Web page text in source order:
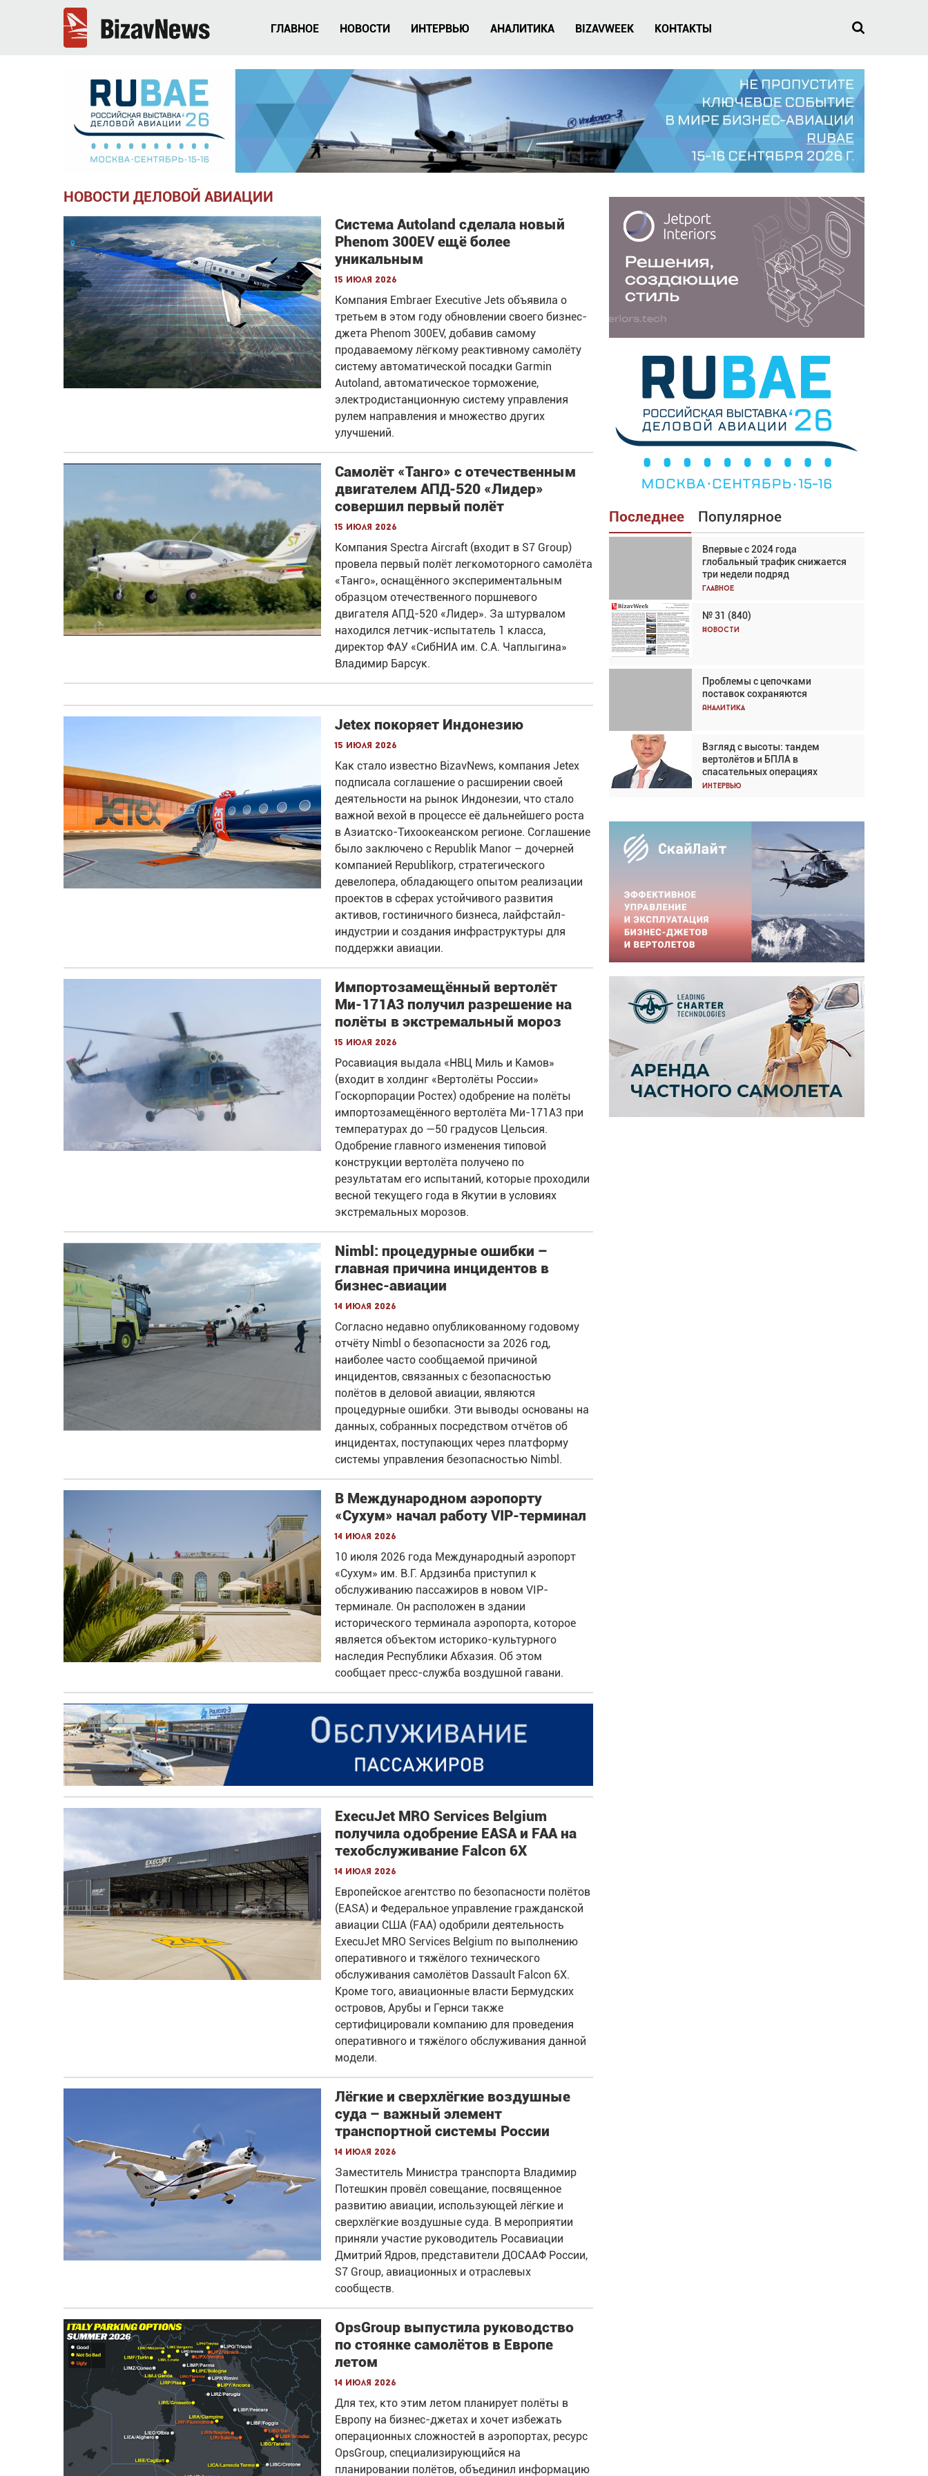
ГЛАВНОЕ НОВОСТИ ИНТЕРВЬЮ АНАЛИТИКА BIZAVWEEK КОНТАКТЫ
НОВОСТИ ДЕЛОВОЙ АВИАЦИИ
Система Autoland сделала новый
Phenom 300EV ещё более
уникальным
15 июля 2026
Компания Embraer Executive Jets объявила о
третьем в этом году обновлении своего бизнес-
джета Phenom 300EV, добавив самому
продаваемому лёгкому реактивному самолёту
систему автоматической посадки Garmin
Autoland, автоматическое торможение,
электродистанционную систему управления
рулем направления и множество других
улучшений.
Самолёт «Танго» с отечественным
двигателем АПД-520 «Лидер»
совершил первый полёт
15 июля 2026
Компания Spectra Aircraft (входит в S7 Group)
провела первый полёт легкомоторного самолёта
«Танго», оснащённого экспериментальным
образцом отечественного поршневого
двигателя АПД-520 «Лидер». За штурвалом
находился летчик-испытатель 1 класса,
директор ФАУ «СибНИА им. С.А. Чаплыгина»
Владимир Барсук.
Jetex покоряет Индонезию
15 июля 2026
Как стало известно BizavNews, компания Jetex
подписала соглашение о расширении своей
деятельности на рынок Индонезии, что стало
важной вехой в процессе её дальнейшего роста
в Азиатско-Тихоокеанском регионе. Соглашение
было заключено с Republik Manor – дочерней
компанией Republikorp, стратегического
девелопера, обладающего опытом реализации
проектов в сферах устойчивого развития
активов, гостиничного бизнеса, лайфстайл-
индустрии и создания инфраструктуры для
поддержки авиации.
Импортозамещённый вертолёт
Ми-171А3 получил разрешение на
полёты в экстремальный мороз
15 июля 2026
Росавиация выдала «НВЦ Миль и Камов»
(входит в холдинг «Вертолёты России»
Госкорпорации Ростех) одобрение на полёты
импортозамещённого вертолёта Ми-171А3 при
температурах до —50 градусов Цельсия.
Одобрение главного изменения типовой
конструкции вертолёта получено по
результатам его испытаний, которые проходили
весной текущего года в Якутии в условиях
экстремальных морозов.
Nimbl: процедурные ошибки –
главная причина инцидентов в
бизнес-авиации
14 июля 2026
Согласно недавно опубликованному годовому
отчёту Nimbl о безопасности за 2026 год,
наиболее часто сообщаемой причиной
инцидентов, связанных с безопасностью
полётов в деловой авиации, являются
процедурные ошибки. Эти выводы основаны на
данных, собранных посредством отчётов об
инцидентах, поступающих через платформу
системы управления безопасностью Nimbl.
В Международном аэропорту
«Сухум» начал работу VIP-терминал
14 июля 2026
10 июля 2026 года Международный аэропорт
«Сухум» им. В.Г. Ардзинба приступил к
обслуживанию пассажиров в новом VIP-
терминале. Он расположен в здании
исторического терминала аэропорта, которое
является объектом историко-культурного
наследия Республики Абхазия. Об этом
сообщает пресс-служба воздушной гавани.
ExecuJet MRO Services Belgium
получила одобрение EASA и FAA на
техобслуживание Falcon 6X
14 июля 2026
Европейское агентство по безопасности полётов
(EASA) и Федеральное управление гражданской
авиации США (FAA) одобрили деятельность
ExecuJet MRO Services Belgium по выполнению
оперативного и тяжёлого технического
обслуживания самолётов Dassault Falcon 6X.
Кроме того, авиационные власти Бермудских
островов, Арубы и Гернси также
сертифицировали компанию для проведения
оперативного и тяжёлого обслуживания данной
модели.
Лёгкие и сверхлёгкие воздушные
суда – важный элемент
транспортной системы России
14 июля 2026
Заместитель Министра транспорта Владимир
Потешкин провёл совещание, посвященное
развитию авиации, использующей лёгкие и
сверхлёгкие воздушные суда. В мероприятии
приняли участие руководитель Росавиации
Дмитрий Ядров, представители ДОСААФ России,
S7 Group, авиационных и отраслевых
сообществ.
OpsGroup выпустила руководство
по стоянке самолётов в Европе
летом
14 июля 2026
Для тех, кто этим летом планирует полёты в
Европу на бизнес-джетах и хочет избежать
операционных сложностей в аэропортах, ресурс
OpsGroup, специализирующийся на
планировании полётов, объединил информацию
Последнее Популярное
Впервые с 2024 года
глобальный трафик снижается
три недели подряд
Главное
№ 31 (840)
Новости
Проблемы с цепочками
поставок сохраняются
Аналитика
Взгляд с высоты: тандем
вертолётов и БПЛА в
спасательных операциях
Интервью
Взгляд с высоты: тандем
вертолётов и БПЛА в
спасательных операциях
Главное
Авиационный фотограф Дэйв
Кох: «Фотография говорит сама
Впервые с 2024 года
глобальный трафик снижается
три недели подряд
Частный самолёт – это актив.
Подходите к покупке
соответствующим образом
Интервью